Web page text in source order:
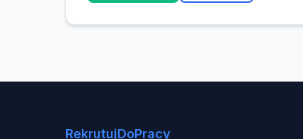
RekrutujDoPracy